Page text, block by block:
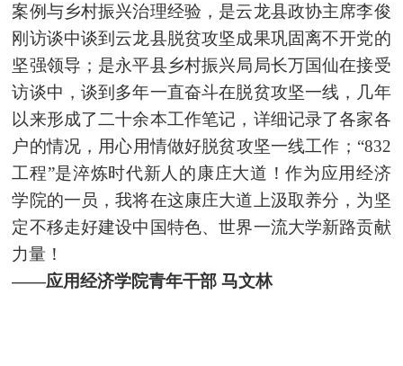
案例与乡村振兴治理经验，是云龙县政协主席李俊
刚访谈中谈到云龙县脱贫攻坚成果巩固离不开党的
坚强领导；是永平县乡村振兴局局长万国仙在接受
访谈中，谈到多年一直奋斗在脱贫攻坚一线，几年
以来形成了二十余本工作笔记，详细记录了各家各
户的情况，用心用情做好脱贫攻坚一线工作；“832
工程”是淬炼时代新人的康庄大道！作为应用经济
学院的一员，我将在这康庄大道上汲取养分，为坚
定不移走好建设中国特色、世界一流大学新路贡献
力量！
——应用经济学院青年干部 马文林